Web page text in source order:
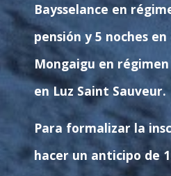
Baysselance en
pensión y 5 noches
Mongaigu en
en Luz Saint Sauveur.
Para formalizar la
hacer un anticipo de